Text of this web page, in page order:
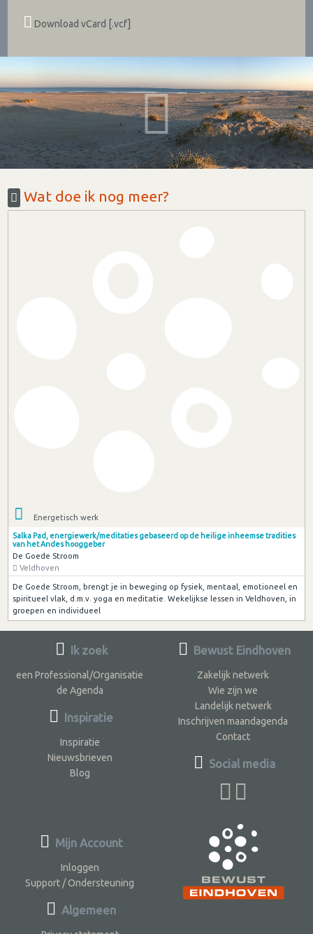
Download vCard [.vcf]
Wat doe ik nog meer?
Energetisch werk
Salka Pad, energiewerk/meditaties gebaseerd op de heilige inheemse tradities
van het Andes hooggeber
De Goede Stroom
Veldhoven
De Goede Stroom, brengt je in beweging op fysiek, mentaal, emotioneel en
spiritueel vlak, d.m.v. yoga en meditatie. Wekelijkse lessen in Veldhoven, in
groepen en individueel
Ik zoek
een Professional/Organisatie
de Agenda
Inspiratie
Inspiratie
Nieuwsbrieven
Blog
Bewust Eindhoven
Zakelijk netwerk
Wie zijn we
Landelijk netwerk
Inschrijven maandagenda
Contact
Social media
Mijn Account
Inloggen
Support / Ondersteuning
Algemeen